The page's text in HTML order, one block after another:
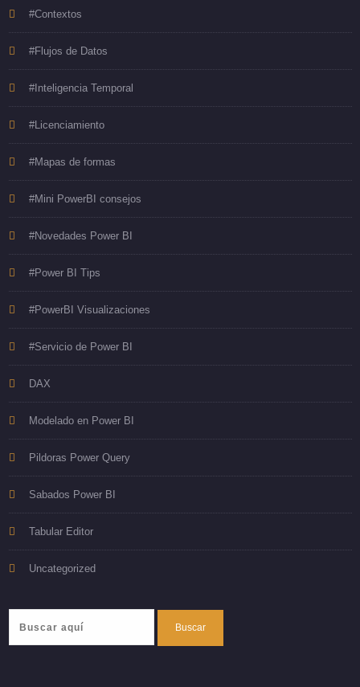
#Contextos
#Flujos de Datos
#Inteligencia Temporal
#Licenciamiento
#Mapas de formas
#Mini PowerBI consejos
#Novedades Power BI
#Power BI Tips
#PowerBI Visualizaciones
#Servicio de Power BI
DAX
Modelado en Power BI
Pildoras Power Query
Sabados Power BI
Tabular Editor
Uncategorized